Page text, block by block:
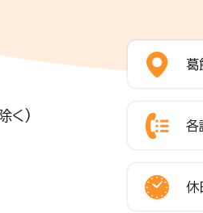
く)
葛
各
休